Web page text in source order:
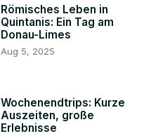
Römisches Leben in
Quintanis: Ein Tag am
Donau-Limes
Aug 5, 2025
Wochenendtrips: Kurze
Auszeiten, große
Erlebnisse